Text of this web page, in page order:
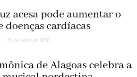
acesa pode aumentar o
doenças cardíacas
21 de junho de 2026
de Alagoas celebra a